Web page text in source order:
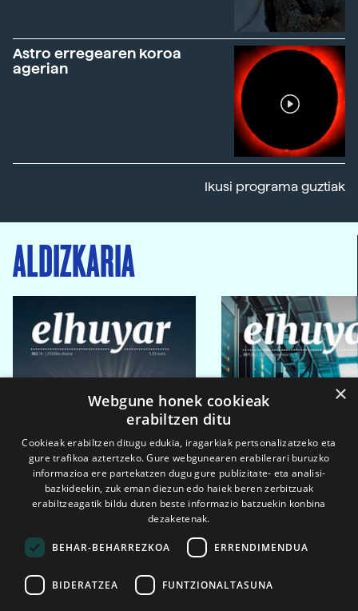
Astro erregearen koroa
agerian
Ikusi programa guztiak
ALDIZKARIA
2026ko eka. 1a 2026ko mar. 1a
×
Webgune honek cookieak
erabiltzen ditu
Cookieak erabiltzen ditugu edukia, iragarkiak pertsonalizatzeko eta
gure trafikoa aztertzeko. Gure webgunearen erabilerari buruzko
informazioa ere partekatzen dugu gure publizitate- eta analisi-
bazkideekin, zuk eman diezun edo haiek beren zerbitzuak
erabiltzeagatik bildu duten beste informazio batzuekin konbina
dezaketenak.
BEHAR-BEHARREZKOA ERRENDIMENDUA
BIDERATZEA FUNTZIONALTASUNA